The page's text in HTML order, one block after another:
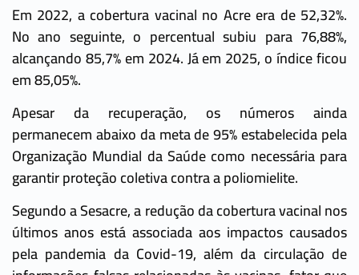
Em 2022, a cobertura vacinal no Acre era de 52,32%.
No ano seguinte, o percentual subiu para 76,88%,
alcançando 85,7% em 2024. Já em 2025, o índice ficou
em 85,05%.
Apesar da recuperação, os números ainda
permanecem abaixo da meta de 95% estabelecida pela
Organização Mundial da Saúde como necessária para
garantir proteção coletiva contra a poliomielite.
Segundo a Sesacre, a redução da cobertura vacinal nos
últimos anos está associada aos impactos causados
pela pandemia da Covid-19, além da circulação de